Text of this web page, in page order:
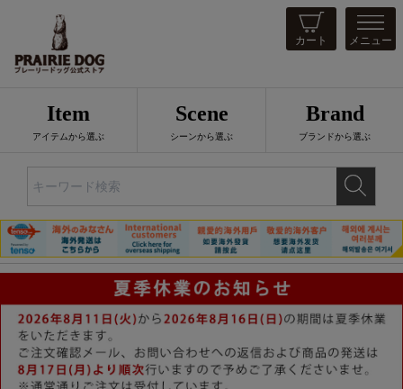
カート メニュー
Item
アイテムから選ぶ
Scene
シーンから選ぶ
Brand
ブランドから選ぶ